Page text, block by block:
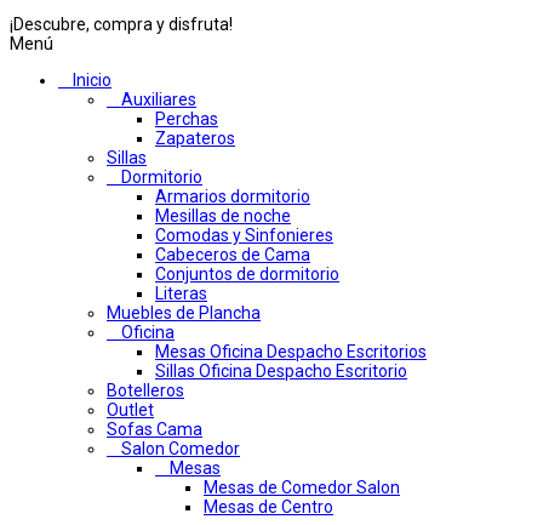
¡Descubre, compra y disfruta!
Menú
Inicio
Auxiliares
Perchas
Zapateros
Sillas
Dormitorio
Armarios dormitorio
Mesillas de noche
Comodas y Sinfonieres
Cabeceros de Cama
Conjuntos de dormitorio
Literas
Muebles de Plancha
Oficina
Mesas Oficina Despacho Escritorios
Sillas Oficina Despacho Escritorio
Botelleros
Outlet
Sofas Cama
Salon Comedor
Mesas
Mesas de Comedor Salon
Mesas de Centro